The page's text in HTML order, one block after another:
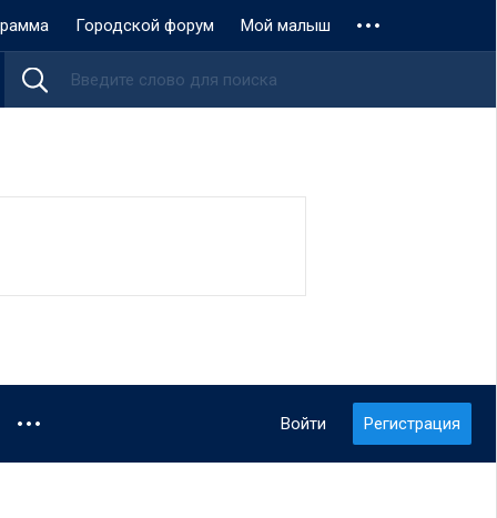
Городской форум Мой малыш
Войти Регистрация